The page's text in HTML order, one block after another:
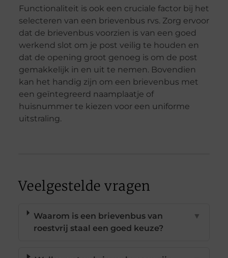
Functionaliteit is ook een cruciale factor bij het
selecteren van een brievenbus rvs. Zorg ervoor
dat de brievenbus voorzien is van een goed
werkend slot om je post veilig te houden en
dat de opening groot genoeg is om de post
gemakkelijk in en uit te nemen. Bovendien
kan het handig zijn om een brievenbus met
een geïntegreerd naamplaatje of
huisnummer te kiezen voor een uniforme
uitstraling.
Veelgestelde vragen
Waarom is een brievenbus van
roestvrij staal een goed keuze?
▼